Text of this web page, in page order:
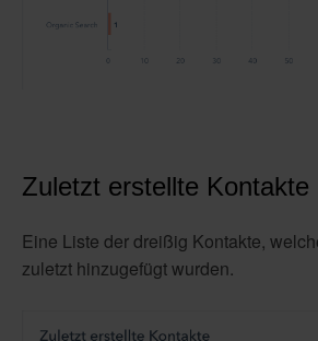
Zuletzt erstellte Kontakte
Eine Liste der dreißig Kontakte,
zuletzt hinzugefügt wurden.